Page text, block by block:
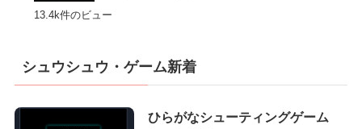
13.4k件のビュー
シュウシュウ・ゲーム新着
ひらがなシューティングゲーム